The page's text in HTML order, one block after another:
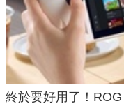
終於要好用了！